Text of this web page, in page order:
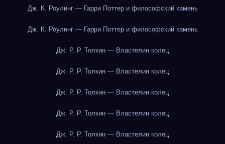
Дж. К. Роулинг — Гарри Поттер и философский камень
Дж. К. Роулинг — Гарри Поттер и философский камень
Дж. Р. Р. Толкин — Властелин колец
Дж. Р. Р. Толкин — Властелин колец
Дж. Р. Р. Толкин — Властелин колец
Дж. Р. Р. Толкин — Властелин колец
Дж. Р. Р. Толкин — Властелин колец